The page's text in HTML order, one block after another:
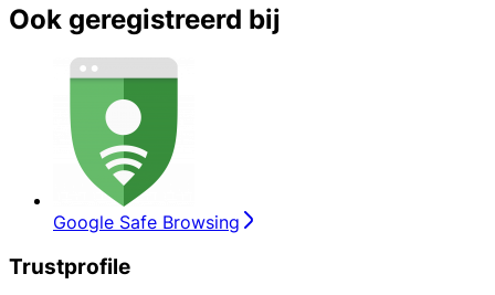
Ook geregistreerd bij
Google Safe Browsing
Trustprofile